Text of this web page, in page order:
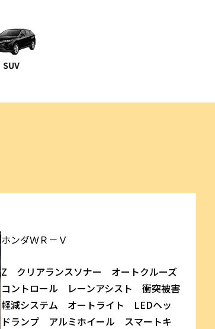
ホンダＷＲ－Ｖ
Z クリアランスソナー オートクルーズ
コントロール レーンアシスト 衝突被害
軽減システム オートライト LEDヘッ
ドランプ アルミホイール スマートキ